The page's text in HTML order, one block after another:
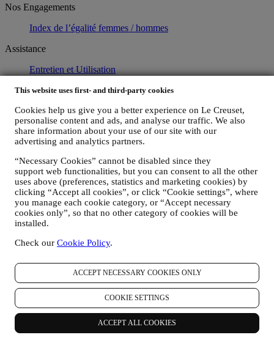
This website uses first- and third-party cookies
Cookies help us give you a better experience on Le Creuset,
personalise content and ads, and analyse our traffic. We also
share information about your use of our site with our
advertising and analytics partners.
“Necessary Cookies” cannot be disabled since they
support web functionalities, but you can consent to all the other
uses above (preferences, statistics and marketing cookies) by
clicking “Accept all cookies”, or click “Cookie settings”, where
you manage each cookie category, or “Accept necessary
cookies only”, so that no other category of cookies will be
installed.
Check our Cookie Policy.
ACCEPT NECESSARY COOKIES ONLY
COOKIE SETTINGS
ACCEPT ALL COOKIES
Nos Engagements
Index de l’égalité femmes / hommes
Assistance
Entretien et Utilisation
FAQs
Nous contacter
Droit de rétractation
Légal
Conditions générales
Conditions générales d’utilisation et de vente des Cartes
Cadeaux
Politique de confidentialité
Politique en matière de cookies
Conditions générales d’utilisation
magasin
© Copyright © 2026, Le Creuset France SAS. Tout droit réservé. -
R.C.S. Saint-Quentin 502 705 502 - 982 rue Olivier Deguise 02230
Legal
CONDITIONS GÉNÉRALES Conditions générales d’utilisation et
de vente des Cartes Cadeaux
POLITIQUE DE